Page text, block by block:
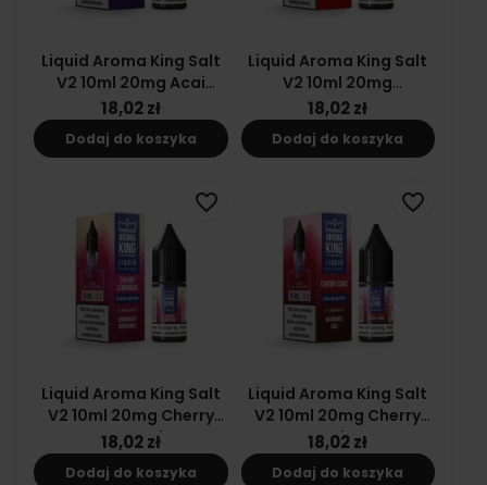
Liquid Aroma King Salt
V2 10ml 20mg Acai
Blueberries
18,02 zł
Dodaj do koszyka
Liquid Aroma King Salt
V2 10ml 20mg
Strawberry Slush
18,02 zł
Dodaj do koszyka
Liquid Aroma King Salt
V2 10ml 20mg Cherry
Lemonade
18,02 zł
Dodaj do koszyka
favorite_border
Liquid Aroma King Salt
V2 10ml 20mg Cherry
Coke
18,02 zł
Dodaj do koszyka
favorite_border